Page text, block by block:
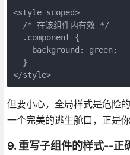
<style scoped>
  /* 在该组件内有效 */
  .component {
    background: green;
  }
</style>
但要小心，全局样式是危险
一个完美的逃生舱口，正是你
9. 重写子组件的样式--正